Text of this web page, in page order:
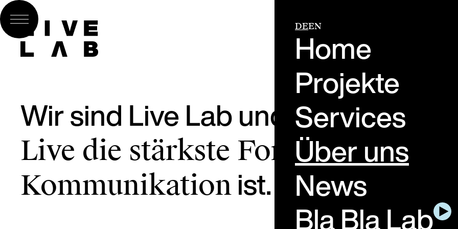
DEEN
Home
Projekte
Services
Über uns
News
Bla Bla Lab
Wir sind Live Lab und glauben,
Live die stärkste Form der
Kommunikation ist.